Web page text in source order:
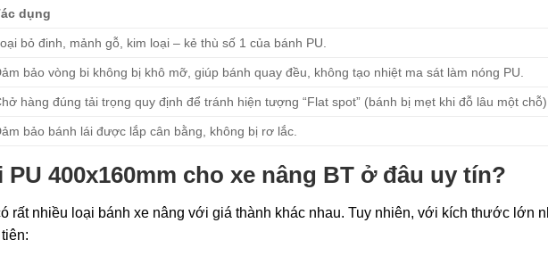
dụng
bỏ đinh, mảnh gỗ, kim loại – kẻ thù số 1 của bánh PU.
bảo vòng bi không bị khô mỡ, giúp bánh quay đều, không tạo nhiệt ma sát làm nóng PU.
hàng đúng tải trọng quy định để tránh hiện tượng “Flat spot” (bánh bị mẹt khi đỗ lâu một
bảo bánh lái được lắp cân bằng, không bị rơ lắc.
PU 400x160mm cho xe nâng BT ở đâu uy tín?
rất nhiều loại bánh xe nâng với giá thành khác nhau. Tuy nhiên, với kích thước lớn